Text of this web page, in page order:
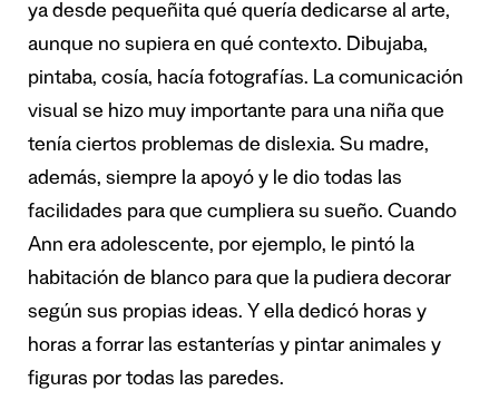
ya desde pequeñita qué quería dedicarse al arte,
aunque no supiera en qué contexto. Dibujaba,
pintaba, cosía, hacía fotografías. La comunicación
visual se hizo muy importante para una niña que
tenía ciertos problemas de dislexia. Su madre,
además, siempre la apoyó y le dio todas las
facilidades para que cumpliera su sueño. Cuando
Ann era adolescente, por ejemplo, le pintó la
habitación de blanco para que la pudiera decorar
según sus propias ideas. Y ella dedicó horas y
horas a forrar las estanterías y pintar animales y
figuras por todas las paredes.